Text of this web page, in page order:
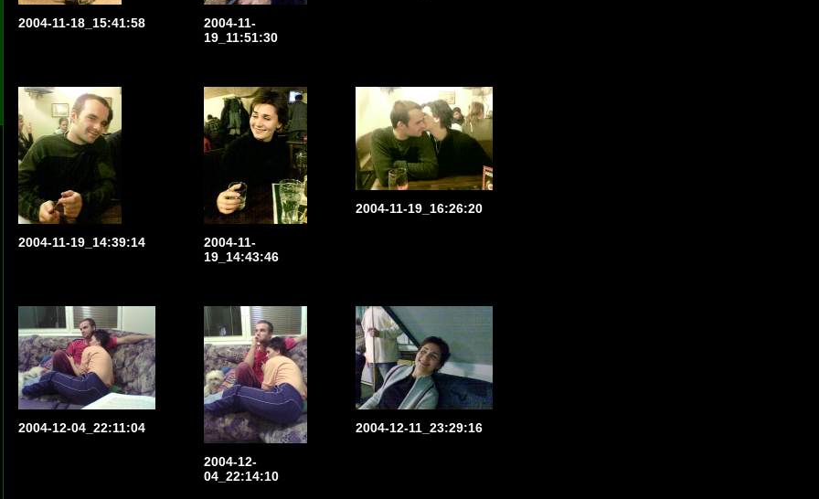
2004-11-18_15:41:58
2004-11-
19_11:51:30
2004-11-19_14:39:14
2004-11-
19_14:43:46
2004-11-19_16:26:20
2004-12-04_22:11:04
2004-12-
04_22:14:10
2004-12-11_23:29:16